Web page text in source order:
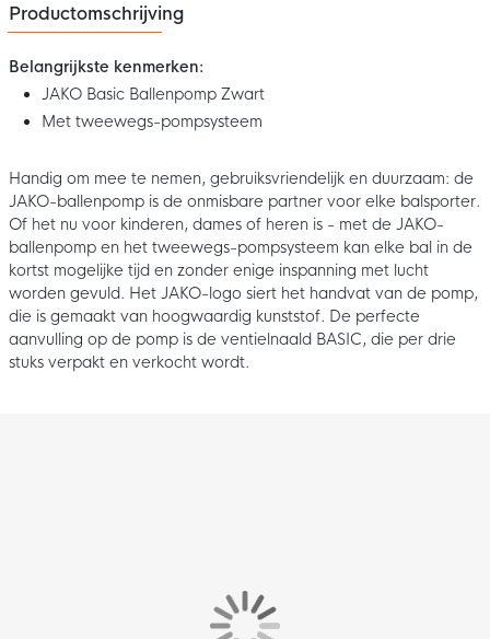
Productomschrijving
Belangrijkste kenmerken:
JAKO Basic Ballenpomp Zwart
Met tweewegs-pompsysteem
Handig om mee te nemen, gebruiksvriendelijk en duurzaam: de
JAKO-ballenpomp is de onmisbare partner voor elke balsporter.
Of het nu voor kinderen, dames of heren is - met de JAKO-
ballenpomp en het tweewegs-pompsysteem kan elke bal in de
kortst mogelijke tijd en zonder enige inspanning met lucht
worden gevuld. Het JAKO-logo siert het handvat van de pomp,
die is gemaakt van hoogwaardig kunststof. De perfecte
aanvulling op de pomp is de ventielnaald BASIC, die per drie
stuks verpakt en verkocht wordt.